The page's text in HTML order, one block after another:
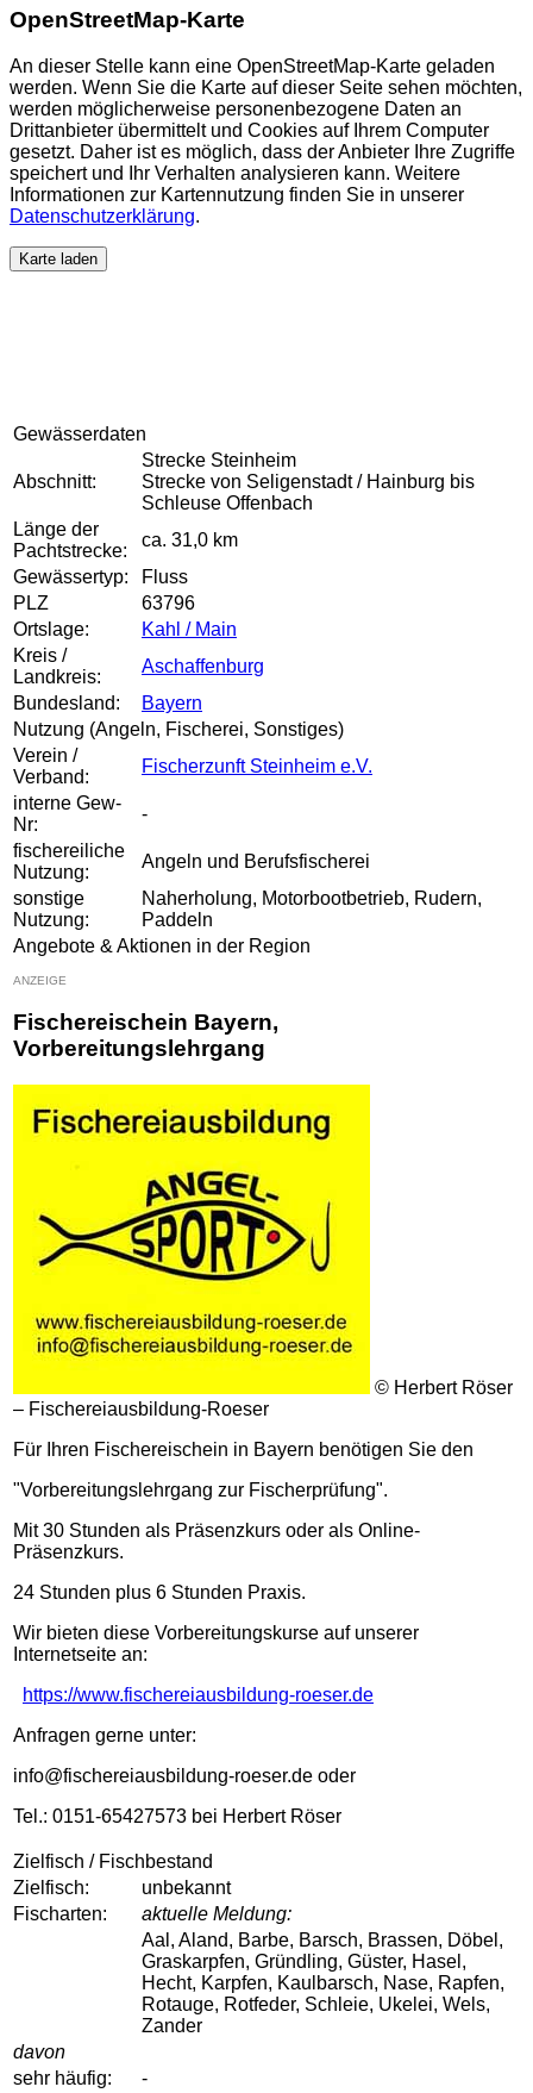
OpenStreetMap-Karte
An dieser Stelle kann eine OpenStreetMap-Karte geladen
werden. Wenn Sie die Karte auf dieser Seite sehen möchten,
werden möglicherweise personenbezogene Daten an
Drittanbieter übermittelt und Cookies auf Ihrem Computer
gesetzt. Daher ist es möglich, dass der Anbieter Ihre Zugriffe
speichert und Ihr Verhalten analysieren kann. Weitere
Informationen zur Kartennutzung finden Sie in unserer
Datenschutzerklärung.
Karte laden
Gewässerdaten
Abschnitt:
Strecke Steinheim
Strecke von Seligenstadt / Hainburg bis
Schleuse Offenbach
Länge der
Pachtstrecke:
ca. 31,0 km
Gewässertyp:
Fluss
PLZ
63796
Ortslage:
Kahl / Main
Kreis /
Landkreis:
Aschaffenburg
Bundesland:
Bayern
Nutzung (Angeln, Fischerei, Sonstiges)
Verein /
Verband:
Fischerzunft Steinheim e.V.
interne Gew-
Nr:
-
fischereiliche
Nutzung:
Angeln und Berufsfischerei
sonstige
Nutzung:
Naherholung, Motorbootbetrieb, Rudern,
Paddeln
Angebote & Aktionen in der Region
ANZEIGE
Fischereischein Bayern,
Vorbereitungslehrgang
© Herbert Röser
– Fischereiausbildung-Roeser
Für Ihren Fischereischein in Bayern benötigen Sie den
"Vorbereitungslehrgang zur Fischerprüfung".
Mit 30 Stunden als Präsenzkurs oder als Online-
Präsenzkurs.
24 Stunden plus 6 Stunden Praxis.
Wir bieten diese Vorbereitungskurse auf unserer
Internetseite an:
https://www.fischereiausbildung-roeser.de
Anfragen gerne unter:
info@fischereiausbildung-roeser.de oder
Tel.: 0151-65427573 bei Herbert Röser
Zielfisch / Fischbestand
Zielfisch:
unbekannt
Fischarten:
aktuelle Meldung:
Aal, Aland, Barbe, Barsch, Brassen, Döbel,
Graskarpfen, Gründling, Güster, Hasel,
Hecht, Karpfen, Kaulbarsch, Nase, Rapfen,
Rotauge, Rotfeder, Schleie, Ukelei, Wels,
Zander
davon
sehr häufig:
-